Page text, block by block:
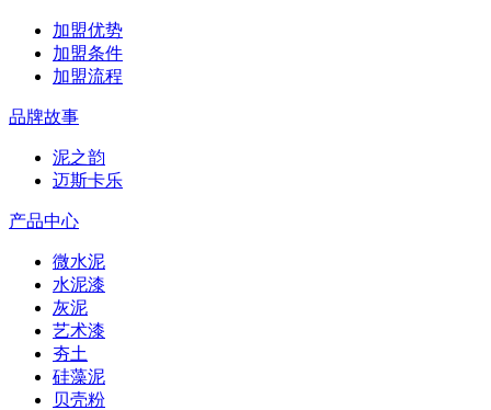
加盟优势
加盟条件
加盟流程
品牌故事
泥之韵
迈斯卡乐
产品中心
微水泥
水泥漆
灰泥
艺术漆
夯土
硅藻泥
贝壳粉